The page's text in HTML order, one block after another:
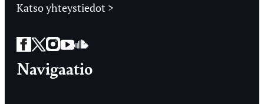
Katso yhteystiedot >
Facebook
Twitter
Instagram
YouTube
SoundCloud
Navigaatio